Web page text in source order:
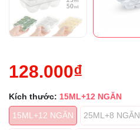
128.000₫
Kích thước: 15ML+12 NGĂN
15ML+12 NGĂN
25ML+8 NGĂN